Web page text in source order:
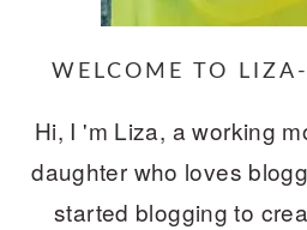
WELCOME TO
Hi, I 'm Liza, a working
daughter who loves
started blogging to